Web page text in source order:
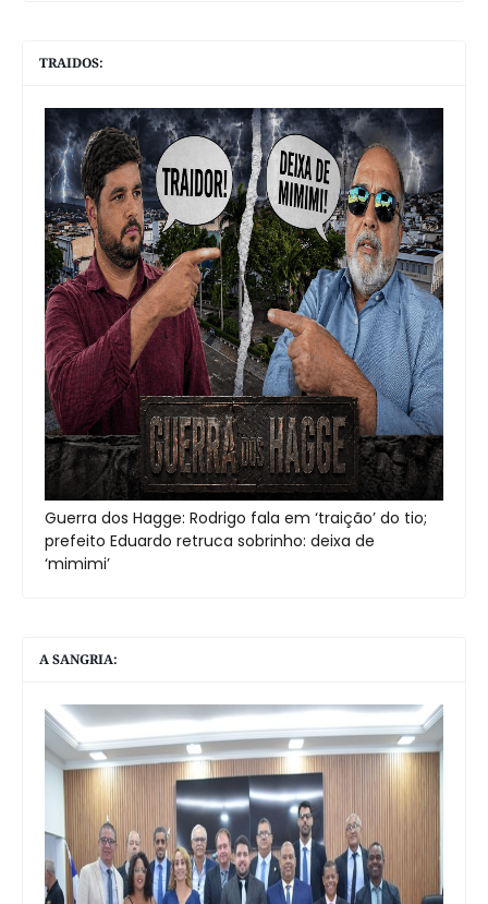
TRAIDOS:
Guerra dos Hagge: Rodrigo fala em ‘traição’ do tio;
prefeito Eduardo retruca sobrinho: deixa de
‘mimimi’
A SANGRIA: